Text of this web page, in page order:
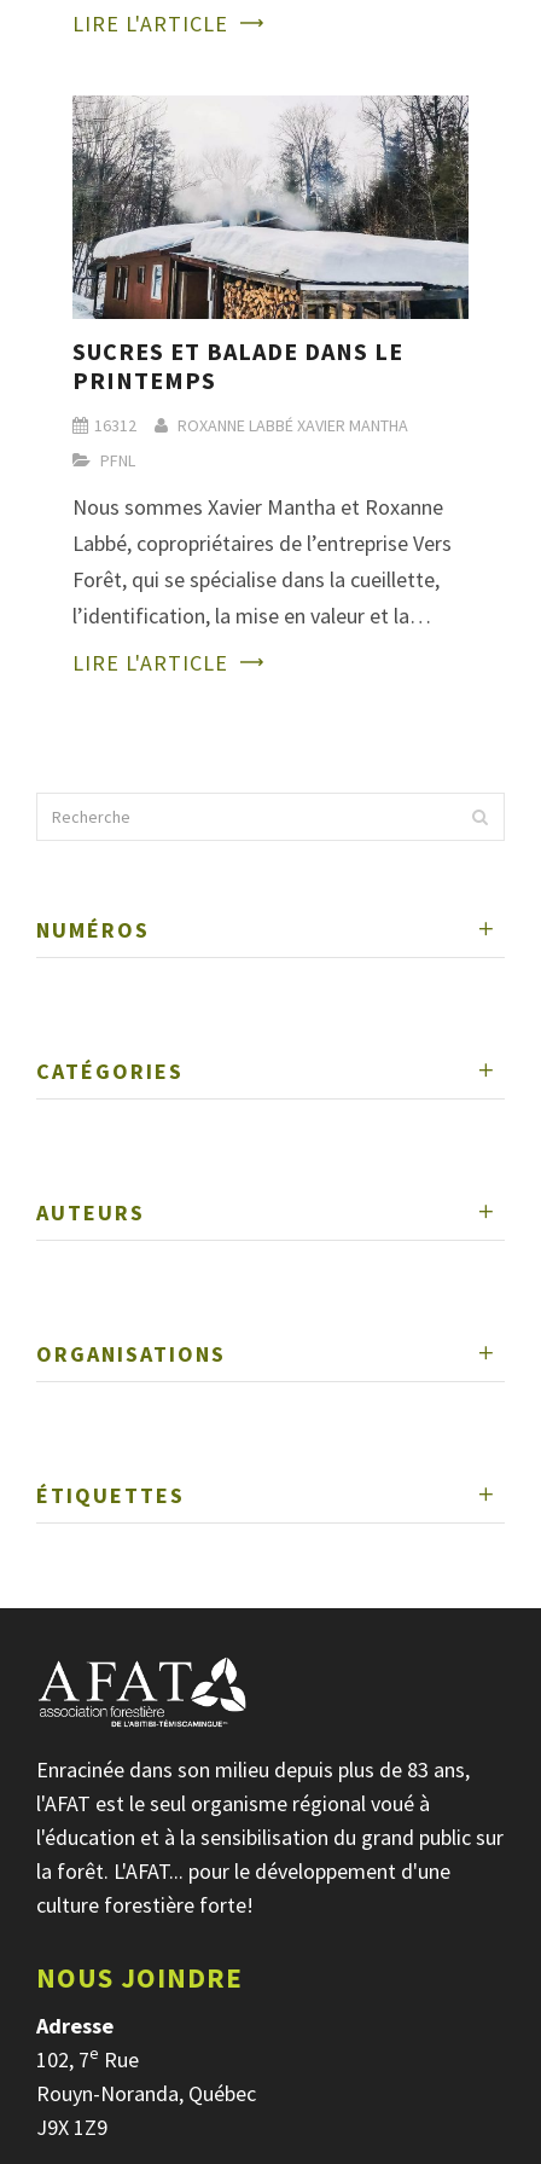
LIRE L'ARTICLE
SUCRES ET BALADE DANS LE
PRINTEMPS
16312 ROXANNE LABBÉ XAVIER MANTHA
PFNL
Nous sommes Xavier Mantha et Roxanne
Labbé, copropriétaires de l’entreprise Vers
Forêt, qui se spécialise dans la cueillette,
l’identification, la mise en valeur et la…
LIRE L'ARTICLE
NUMÉROS
CATÉGORIES
AUTEURS
ORGANISATIONS
ÉTIQUETTES
Enracinée dans son milieu depuis plus de 83 ans,
l'AFAT est le seul organisme régional voué à
l'éducation et à la sensibilisation du grand public sur
la forêt. L'AFAT... pour le développement d'une
culture forestière forte!
NOUS JOINDRE
Adresse
102, 7e Rue
Rouyn-Noranda, Québec
J9X 1Z9